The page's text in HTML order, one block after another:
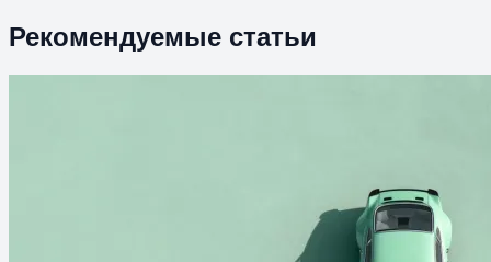
Рекомендуемые статьи